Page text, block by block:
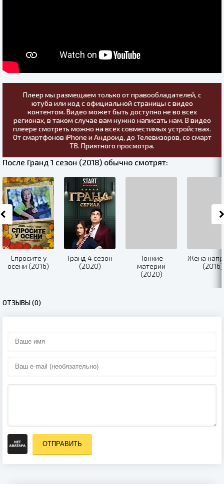
Плеер мы размещаем только от правообладателей, с
ютуба или код с официальной страницы с видео
контентом. Видео может быть доступно не во всех
регионах, в таком случае вам нужно написать нам. В видео
плеере смотреть можно на всех совместимых устройствах.
От смартфонов iPhone и Андроид, до Телевизоров, со смарт
ТВ. Приятного просмотра.
После Гранд 1 сезон (2018) обычно смотрят:
Спросите у
осени (2016)
Гранд 4 сезон
(2020)
Тонкие
материи
(2020)
Жена
(2016)
ОТЗЫВЫ (0)
ОТПРАВИТЬ